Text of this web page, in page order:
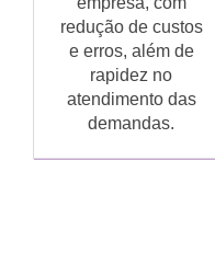
redução de custos
e erros, além de
rapidez no
atendimento das
demandas.